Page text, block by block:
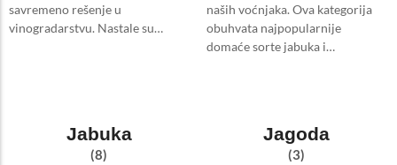
savremeno rešenje u
vinogradarstvu. Nastale su…
naših voćnjaka. Ova kategorija
obuhvata najpopularnije
domaće sorte jabuka i…
Jabuka
(8)
Jagoda
(3)